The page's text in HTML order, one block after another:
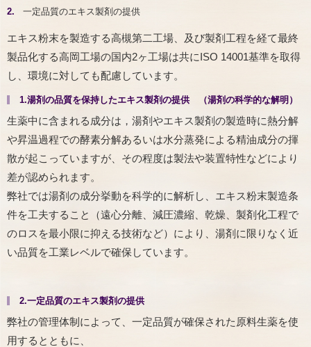
2.
一定品質のエキス製剤の提供
エキス粉末を製造する高槻第二工場、及び製剤工程を経て最終
製品化する高岡工場の国内2ヶ工場は共にISO 14001基準を取得
し、環境に対しても配慮しています。
1.湯剤の品質を保持したエキス製剤の提供 （湯剤の科学的な解明）
生薬中に含まれる成分は，湯剤やエキス製剤の製造時に熱分解
や昇温過程での酵素分解あるいは水分蒸発による精油成分の揮
散が起こっていますが、その程度は製法や装置特性などにより
差が認められます。
弊社では湯剤の成分挙動を科学的に解析し、エキス粉末製造条
件を工夫すること（遠心分離、減圧濃縮、乾燥、製剤化工程で
のロスを最小限に抑える技術など）により、湯剤に限りなく近
い品質を工業レベルで確保しています。
2.一定品質のエキス製剤の提供
弊社の管理体制によって、一定品質が確保された原料生薬を使
用するとともに、